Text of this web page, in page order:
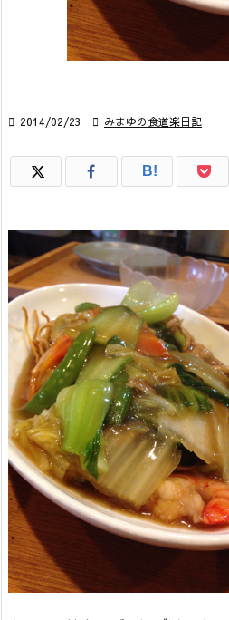
 2014/02/23  みまゆの食道楽日記
B!